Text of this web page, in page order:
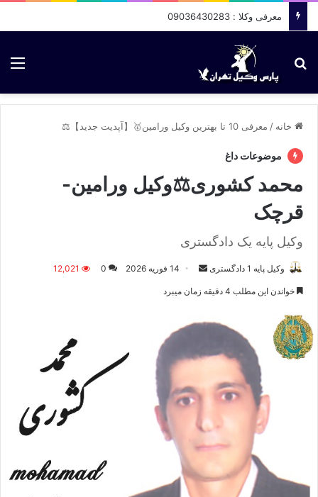
معرفی وکلا : 09036430283
جستجو برای
خانه / معرفی 10 تا بهترین وکیل ورامین🥇【آپدیت جدید】⚖️
موضوعات داغ
محمد کشوری⚖️وکیل ورامین-
قرچک
وکیل پایه یک دادگستری
وکیل پایه 1 دادگستری
ا
ا
م
ل
14 فوریه 2026 0
12,021
خواندن این مطلب 4 دقیقه زمان میبرد